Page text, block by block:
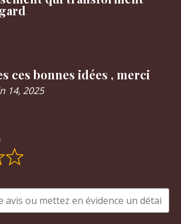
ces bonnes idées , merci
14, 2025